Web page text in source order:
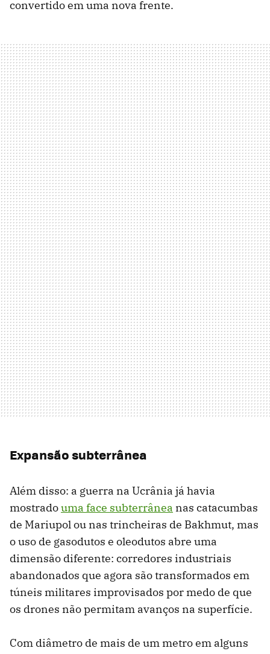
convertido em uma nova frente.
Expansão subterrânea
Além disso: a guerra na Ucrânia já havia
mostradouma face subterrânea nas catacumbas
de Mariupol ou nas trincheiras de Bakhmut, mas
o uso de gasodutos e oleodutos abre uma
dimensão diferente: corredores industriais
abandonados que agora são transformados em
túneis militares improvisados ​​por medo de que
os drones não permitam avanços na superfície.
Com diâmetro de mais de um metro em alguns